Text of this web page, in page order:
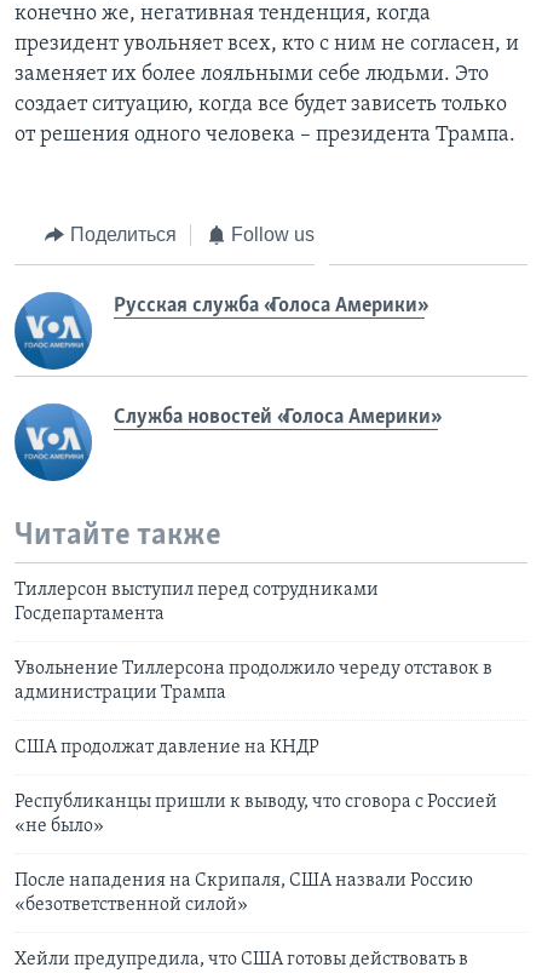
конечно же, негативная тенденция, когда
президент увольняет всех, кто с ним не согласен, и
заменяет их более лояльными себе людьми. Это
создает ситуацию, когда все будет зависеть только
от решения одного человека – президента Трампа.
Поделиться Follow us
Русская служба «Голоса Америки»
Служба новостей «Голоса Америки»
Читайте также
Тиллерсон выступил перед сотрудниками
Госдепартамента
Увольнение Тиллерсона продолжило череду отставок в
администрации Трампа
США продолжат давление на КНДР
Республиканцы пришли к выводу, что сговора с Россией
«не было»
После нападения на Скрипаля, США назвали Россию
«безответственной силой»
Хейли предупредила, что США готовы действовать в